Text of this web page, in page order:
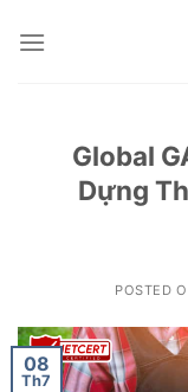
Global
Dựng
POSTED
08
Th7